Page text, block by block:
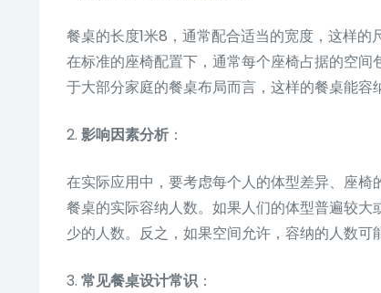
餐桌的长度1米8，通常配合适当的宽度，这样的
在标准的座椅配置下，通常每个座椅占据的空
于大部分家庭的餐桌布局而言，这样的餐桌能容
2. 影响因素分析 ：
在实际应用中，要考虑每个人的体型差异、座
餐桌的实际容纳人数。如果人们的体型普遍较
少的人数。反之，如果空间允许，容纳的人数可
3. 常见餐桌设计常识：